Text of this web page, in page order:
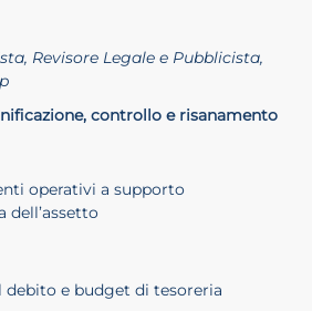
Revisore Legale e Pubblicista,
controllo e risanamento
operativi a supporto
dell’assetto
debito e budget di tesoreria